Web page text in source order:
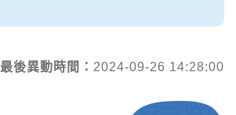
最後異動時間： 2024-09-26 14:28:00